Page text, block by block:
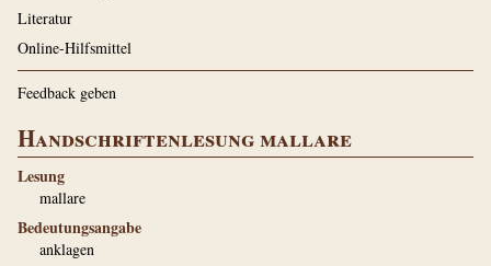
Literatur
Online-Hilfsmittel
Feedback geben
Handschriftenlesung mallare
Lesung
mallare
Bedeutungsangabe
anklagen